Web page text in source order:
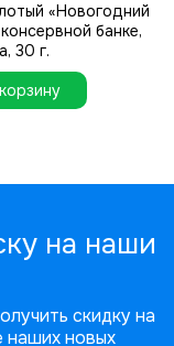
«Новогодний
банке,
30 г.
на наши
скидку на
наших новых